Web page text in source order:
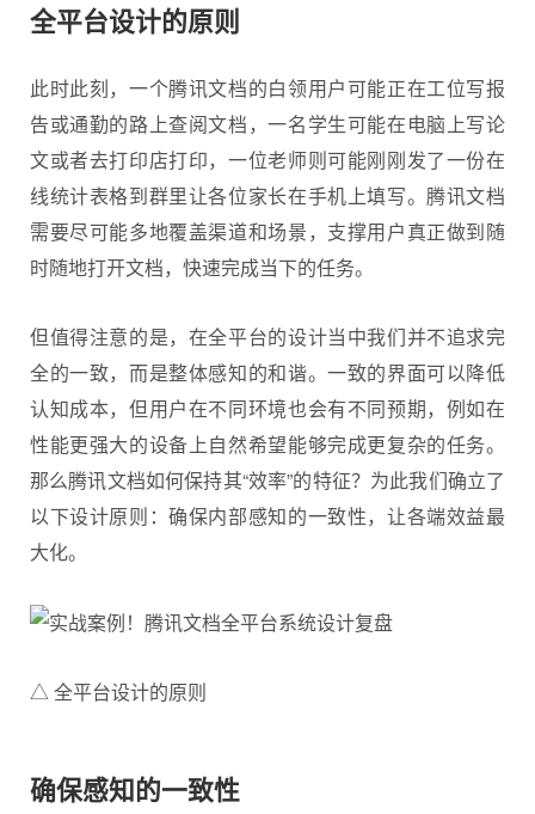
全平台设计的原则
此时此刻，一个腾讯文档的白领用户可能正在工位写报
告或通勤的路上查阅文档，一名学生可能在电脑上写论
文或者去打印店打印，一位老师则可能刚刚发了一份在
线统计表格到群里让各位家长在手机上填写。腾讯文档
需要尽可能多地覆盖渠道和场景，支撑用户真正做到随
时随地打开文档，快速完成当下的任务。
但值得注意的是，在全平台的设计当中我们并不追求完
全的一致，而是整体感知的和谐。一致的界面可以降低
认知成本，但用户在不同环境也会有不同预期，例如在
性能更强大的设备上自然希望能够完成更复杂的任务。
那么腾讯文档如何保持其“效率”的特征？为此我们确立了
以下设计原则：确保内部感知的一致性，让各端效益最
大化。
△ 全平台设计的原则
确保感知的一致性